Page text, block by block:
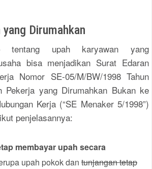
Dirumahkan
tentang upah karyawan yang
bisa menjadikan Surat Edaran
Nomor SE-05/M/BW/1998 Tahun
Pekerja yang Dirumahkan Bukan ke
Kerja (“SE Menaker 5/1998”)
penjelasannya:
membayar upah secara
upah pokok dan tunjangan tetap